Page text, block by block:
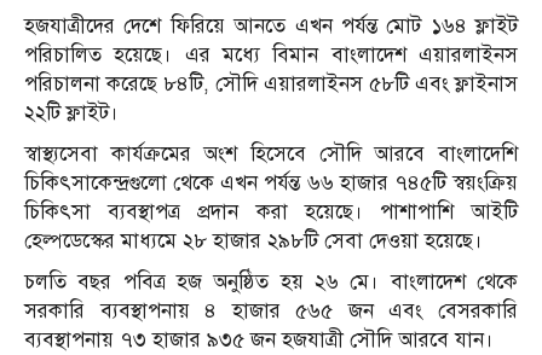
হজযাত্রীদের দেশে ফিরিয়ে আনতে এখন পর্যন্ত মোট ১৬৪ ফ্লাইট
পরিচালিত হয়েছে। এর মধ্যে বিমান বাংলাদেশ এয়ারলাইনস
পরিচালনা করেছে ৮৪টি, সৌদি এয়ারলাইনস ৫৮টি এবং ফ্লাইনাস
২২টি ফ্লাইট।
স্বাস্থ্যসেবা কার্যক্রমের অংশ হিসেবে সৌদি আরবে বাংলাদেশি
চিকিৎসাকেন্দ্রগুলো থেকে এখন পর্যন্ত ৬৬ হাজার ৭৪৫টি স্বয়ংক্রিয়
চিকিৎসা ব্যবস্থাপত্র প্রদান করা হয়েছে। পাশাপাশি আইটি
হেল্পডেস্কের মাধ্যমে ২৮ হাজার ২৯৮টি সেবা দেওয়া হয়েছে।
চলতি বছর পবিত্র হজ অনুষ্ঠিত হয় ২৬ মে। বাংলাদেশ থেকে
সরকারি ব্যবস্থাপনায় ৪ হাজার ৫৬৫ জন এবং বেসরকারি
ব্যবস্থাপনায় ৭৩ হাজার ৯৩৫ জন হজযাত্রী সৌদি আরবে যান।